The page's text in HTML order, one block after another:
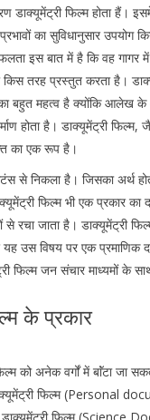
डाक्यूमेंट्री फिल्म होता हैं। इसमें
का सुविधानुसार उपयोग
इस बात में है कि वह गागर में
किस तरह प्रस्तुत करता है।
बहुत महत्व है क्योंकि आलेख के
होता है। डाक्यूमेंट्री फिल्म,
का एक रूप है।
से निकला है। जिसका अर्थ
फिल्म भी एक प्रकार का
से रचा जाता है। डाक्यूमेंट्री
उस विषय पर एक प्रमाणिक
फिल्म जन संचार माध्यमों के
के प्रकार
को अनेक वर्गों में बाॅंटा जा
फिल्म (Personal
डाक्यूमेंट्री फिल्म (Science